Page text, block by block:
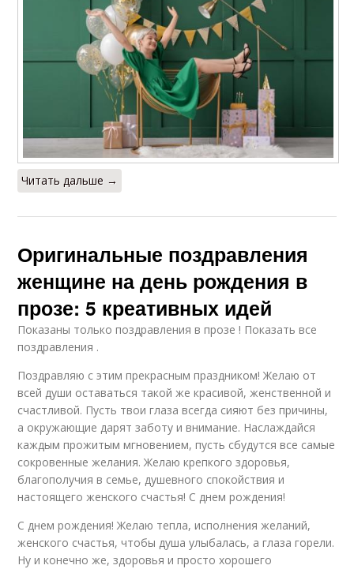
Читать дальше →
Оригинальные поздравления
женщине на день рождения в
прозе: 5 креативных идей
Показаны только поздравления в прозе ! Показать все
поздравления .
Поздравляю с этим прекрасным праздником! Желаю от
всей души оставаться такой же красивой, женственной и
счастливой. Пусть твои глаза всегда сияют без причины,
а окружающие дарят заботу и внимание. Наслаждайся
каждым прожитым мгновением, пусть сбудутся все самые
сокровенные желания. Желаю крепкого здоровья,
благополучия в семье, душевного спокойствия и
настоящего женского счастья! С днем рождения!
С днем рождения! Желаю тепла, исполнения желаний,
женского счастья, чтобы душа улыбалась, а глаза горели.
Ну и конечно же, здоровья и просто хорошего